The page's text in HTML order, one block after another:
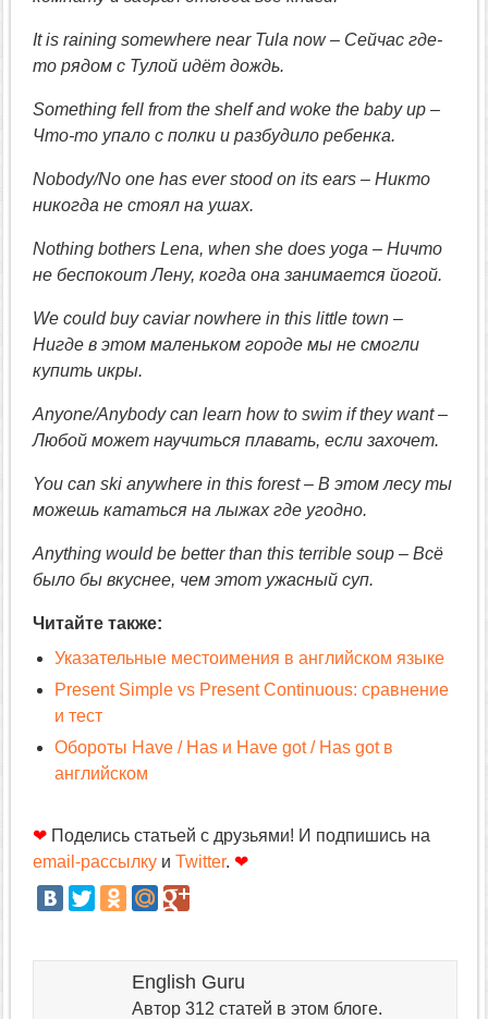
It is raining somewhere near Tula now – Сейчас где-
то рядом с Тулой идёт дождь.
Something fell from the shelf and woke the baby up –
Что-то упало с полки и разбудило ребенка.
Nobody/No one has ever stood on its ears – Никто
никогда не стоял на ушах.
Nothing bothers Lena, when she does yoga – Ничто
не беспокоит Лену, когда она занимается йогой.
We could buy caviar nowhere in this little town –
Нигде в этом маленьком городе мы не смогли
купить икры.
Anyone/Anybody can learn how to swim if they want –
Любой может научиться плавать, если захочет.
You can ski anywhere in this forest – В этом лесу ты
можешь кататься на лыжах где угодно.
Anything would be better than this terrible soup – Всё
было бы вкуснее, чем этот ужасный суп.
Читайте также:
Указательные местоимения в английском языке
Present Simple vs Present Continuous: сравнение
и тест
Обороты Have / Has и Have got / Has got в
английском
❤ Поделись статьей с друзьями! И подпишись на
email-рассылку и Twitter. ❤
English Guru
Автор 312 статей в этом блоге.